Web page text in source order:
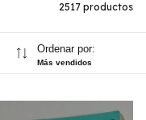
2517 productos
Ordenar por:
Más vendidos